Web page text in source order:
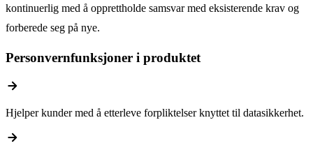
kontinuerlig med å opprettholde samsvar med eksisterende krav og
forberede seg på nye.
Personvernfunksjoner i produktet
arrow_forward
Hjelper kunder med å etterleve forpliktelser knyttet til datasikkerhet.
arrow_forward